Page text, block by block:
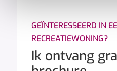
GEÏNTERESSEERD IN
RECREATIEWONING?
Ik ontvang